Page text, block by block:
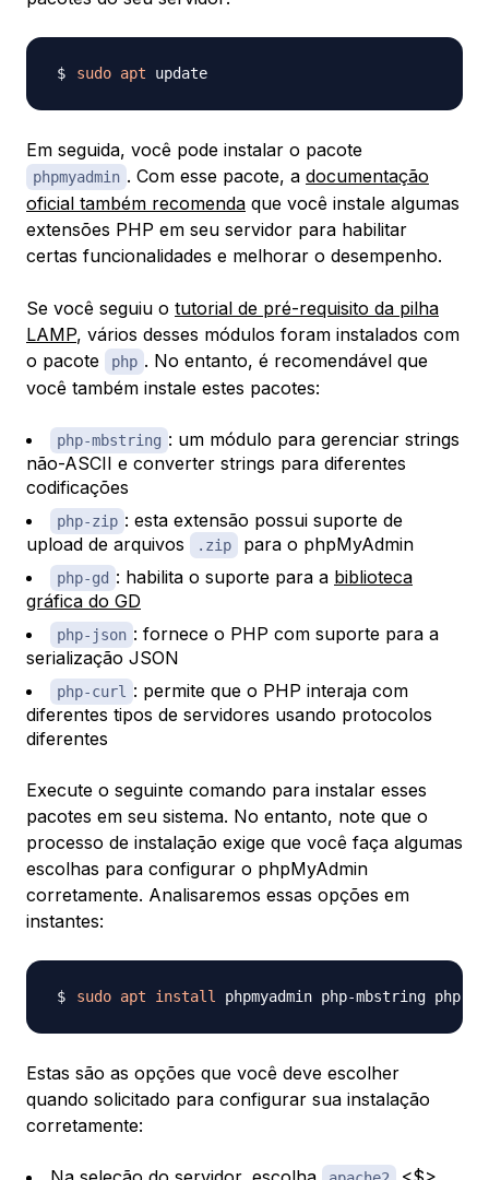
sudo apt
Em seguida, você pode instalar o pacote
phpmyadmin . Com esse pacote, a documentação
oficial também recomenda que você instale algumas
extensões PHP em seu servidor para habilitar
certas funcionalidades e melhorar o desempenho.
Se você seguiu o tutorial de pré-requisito da pilha
LAMP, vários desses módulos foram instalados com
o pacote
php . No entanto, é recomendável que
você também instale estes pacotes:
php-mbstring : um módulo para gerenciar strings
não-ASCII e converter strings para diferentes
codificações
php-zip : esta extensão possui suporte de
upload de arquivos
.zip para o phpMyAdmin
php-gd : habilita o suporte para a biblioteca
gráfica do GD
php-json : fornece o PHP com suporte para a
serialização JSON
php-curl : permite que o PHP interaja com
diferentes tipos de servidores usando protocolos
diferentes
Execute o seguinte comando para instalar esses
pacotes em seu sistema. No entanto, note que o
processo de instalação exige que você faça algumas
escolhas para configurar o phpMyAdmin
corretamente. Analisaremos essas opções em
instantes:
sudo apt install
Estas são as opções que você deve escolher
quando solicitado para configurar sua instalação
corretamente: